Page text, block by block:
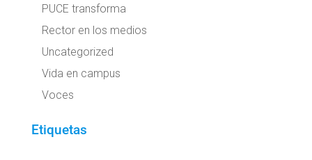
PUCE transforma
Rector en los medios
Uncategorized
Vida en campus
Voces
Etiquetas